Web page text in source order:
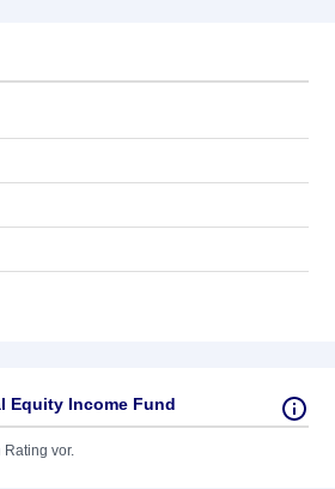
Equity Income Fund
Rating vor.